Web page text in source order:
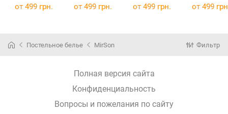
Colombo 110 x
Domiano 110 x
Federica 110 x
Bernarda
от 499 грн. от 499 грн. от 499 грн. от 499
Постельное белье MirSon Фильтр
Полная версия сайта
Конфиденциальность
Вопросы и пожелания по сайту